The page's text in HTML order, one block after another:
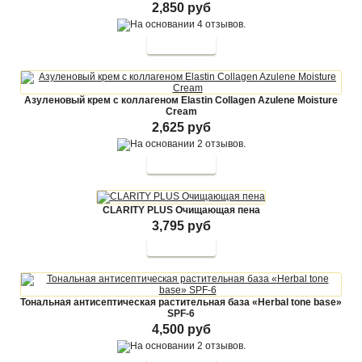
2,850 руб
Азуленовый крем с коллагеном Elastin Collagen Azulene Moisture
Cream
2,625 руб
CLARITY PLUS Очищающая пена
3,795 руб
Тональная антисептическая растительная база «Herbal tone base»
SPF-6
4,500 руб